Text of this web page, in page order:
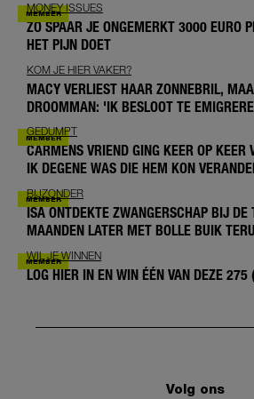
MONEY ISSUES
ZO SPAAR JE ONGEMERKT 3000 EURO
HET PIJN DOET
KOM JE HIER VAKER?
MACY VERLIEST HAAR ZONNEBRIL,
DROOMMAN: 'IK BESLOOT TE
GEDUMPT
CARMENS VRIEND GING KEER OP
IK DEGENE WAS DIE HEM KON
BIJZONDER
ISA ONTDEKTE ZWANGERSCHAP BIJ DE
MAANDEN LATER MET BOLLE BUIK
WIL JE WINNEN
LOG HIER IN EN WIN ÉÉN VAN DEZE
Volg ons